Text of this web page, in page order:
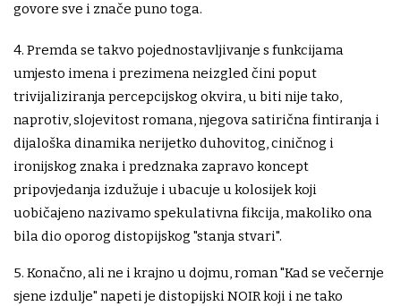
govore sve i znače puno toga.
4. Premda se takvo pojednostavljivanje s funkcijama
umjesto imena i prezimena neizgled čini poput
trivijaliziranja percepcijskog okvira, u biti nije tako,
naprotiv, slojevitost romana, njegova satirična fintiranja i
dijaloška dinamika nerijetko duhovitog, ciničnog i
ironijskog znaka i predznaka zapravo koncept
pripovjedanja izdužuje i ubacuje u kolosijek koji
uobičajeno nazivamo spekulativna fikcija, makoliko ona
bila dio oporog distopijskog "stanja stvari".
5. Konačno, ali ne i krajno u dojmu, roman "Kad se večernje
sjene izdulje" napeti je distopijski NOIR koji i ne tako